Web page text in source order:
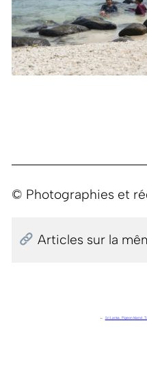
© Photographies et
Articles sur la
← Sri Lanka . Pigeon Island .